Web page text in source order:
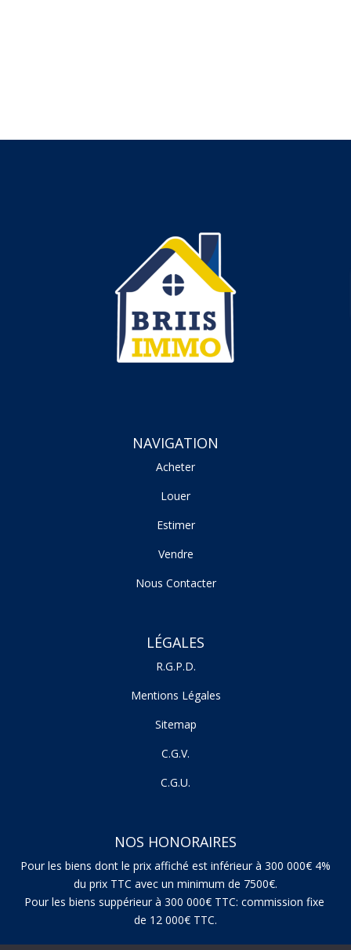
NAVIGATION
Acheter
Louer
Estimer
Vendre
Nous Contacter
LÉGALES
R.G.P.D.
Mentions Légales
Sitemap
C.G.V.
C.G.U.
NOS HONORAIRES
Pour les biens dont le prix affiché est inférieur à 300 000€ 4%
du prix TTC avec un minimum de 7500€.
Pour les biens suppérieur à 300 000€ TTC: commission fixe
de 12 000€ TTC.